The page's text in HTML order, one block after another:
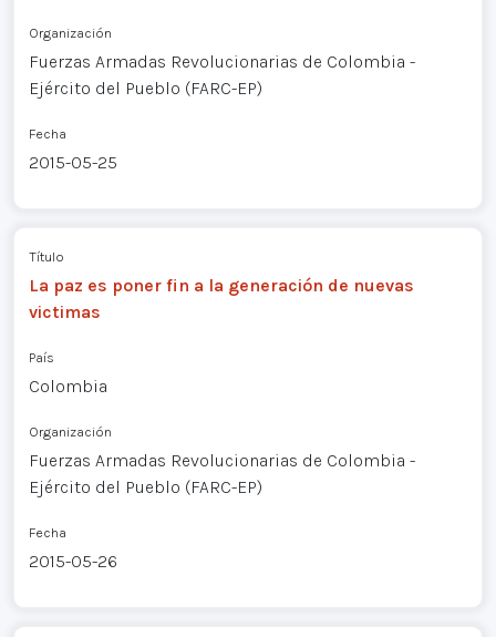
Organización
Fuerzas Armadas Revolucionarias de Colombia -
Ejército del Pueblo (FARC-EP)
Fecha
2015-05-25
Título
La paz es poner fin a la generación de nuevas
victimas
País
Colombia
Organización
Fuerzas Armadas Revolucionarias de Colombia -
Ejército del Pueblo (FARC-EP)
Fecha
2015-05-26